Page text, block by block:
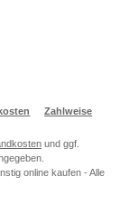
Zahlweise
und ggf.
online kaufen - Alle